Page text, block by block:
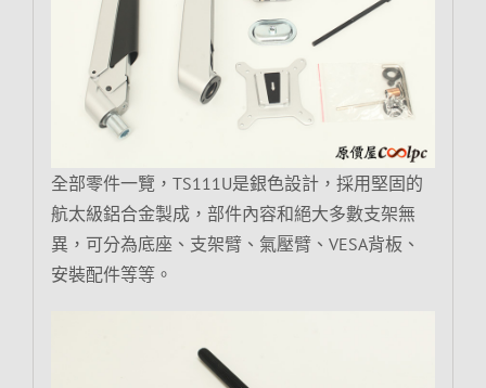
全部零件一覽，TS111U是銀色設計，採用堅固的
航太級鋁合金製成，部件內容和絕大多數支架無
異，可分為底座、支架臂、氣壓臂、VESA背板、
安裝配件等等。